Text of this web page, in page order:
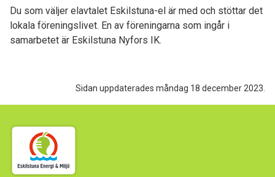
Du som väljer elavtalet Eskilstuna-el är med och stöttar det
lokala föreningslivet. En av föreningarna som ingår i
samarbetet är Eskilstuna Nyfors IK.
Sidan uppdaterades måndag 18 december 2023.